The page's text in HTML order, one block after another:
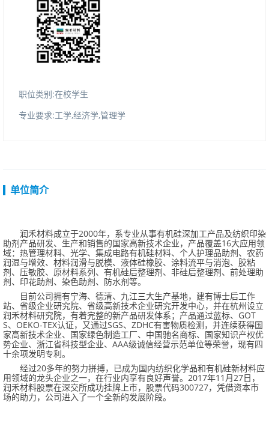
职位类别:在校学生
专业要求:工学,经济学,管理学
单位简介
润禾材料成立于2000年，系专业从事有机硅深加工产品及纺织印染
助剂产品研发、生产和销售的国家高新技术企业，产品覆盖16大应用领
域：热管理材料、光学、集成电路有机硅材料、个人护理品助剂、农药
润湿与增效、材料润滑与脱模、液体硅橡胶、涂料流平与消泡、胶粘
剂、压敏胶、原材料系列、有机硅后整理剂、非硅后整理剂、前处理助
剂、印花助剂、染色助剂、防水剂等。
目前公司拥有宁海、德清、九江三大生产基地，建有博士后工作
站、省级企业研究院、省级高新技术企业研究开发中心，并在杭州设立
润禾材料研究院，有着完整的新产品研发体系；产品通过蓝标、GOT
S、OEKO-TEX认证，又通过SGS、ZDHC有害物质检测，并连续获得国
家高新技术企业、国家绿色制造工厂、中国驰名商标、国家知识产权优
势企业、浙江省科技型企业、AAA级诚信经营示范单位等荣誉，现有四
十余项发明专利。
经过20多年的努力拼搏，已成为国内纺织化学品和有机硅新材料应
用领域的龙头企业之一，在行业内享有良好声誉。2017年11月27日，
润禾材料股票在深交所成功挂牌上市，股票代码300727，凭借资本市
场的助力，公司进入了一个全新的发展阶段。